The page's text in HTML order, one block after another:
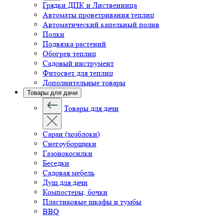
Грядки ДПК и Лиственница
Автоматы проветривания теплиц
Автоматический капельный полив
Полки
Подвязка растений
Обогрев теплиц
Садовый инструмент
Фитосвет для теплиц
Дополнительные товары
Товары для дачи
Товары для дачи
Сараи (хозблоки)
Снегоуборщики
Газонокосилки
Беседки
Садовая мебель
Душ для дачи
Компостеры, бочки
Пластиковые шкафы и тумбы
BBQ